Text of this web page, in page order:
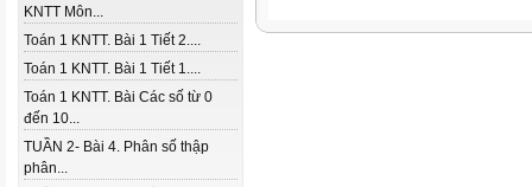
KNTT Môn...
Toán 1 KNTT. Bài 1 Tiết 2....
Toán 1 KNTT. Bài 1 Tiết 1....
Toán 1 KNTT. Bài Các số từ 0
đến 10...
TUẦN 2- Bài 4. Phân số thập
phân...